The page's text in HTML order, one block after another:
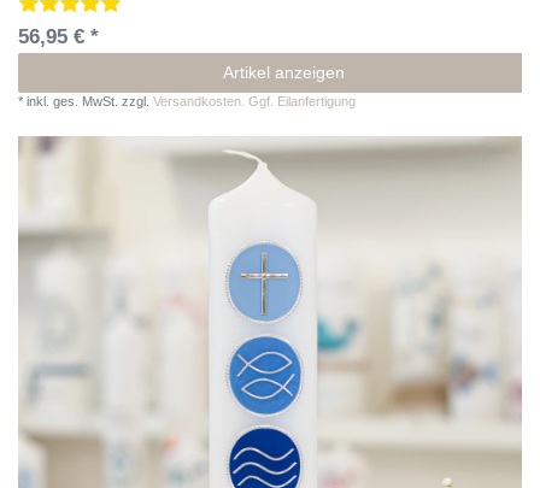
56,95 € *
Artikel anzeigen
* inkl. ges. MwSt. zzgl. Versandkosten. Ggf. Eilanfertigung